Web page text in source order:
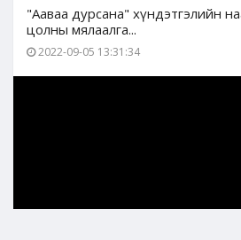
"Ааваа дурсана" хүндэтгэлийн
цолны мялаалга...
2022-09-05 13:31:34